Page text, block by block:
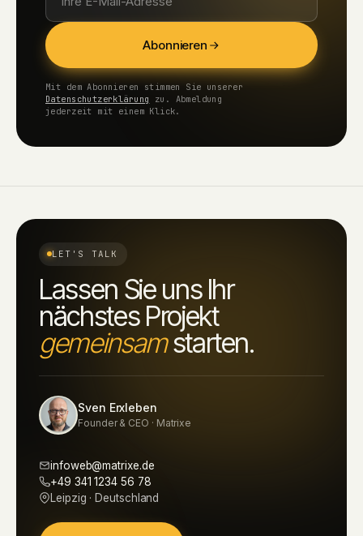
Abonnieren
Mit dem Abonnieren stimmen Sie unserer
Datenschutzerklärung
zu. Abmeldung
jederzeit mit einem Klick.
LET'S TALK
Lassen Sie uns Ihr
nächstes Projekt
gemeinsamstarten.
Sven Erxleben
Founder & CEO · Matrixe
infoweb@matrixe.de
+49 341 1234 56 78
Leipzig · Deutschland